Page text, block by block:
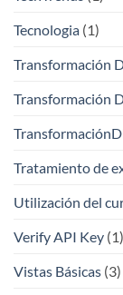
Tecnologia (1)
Transformación
Transformación
Tratamiento de
Utilización del
Verify API Key (1)
Vistas Básicas (3)